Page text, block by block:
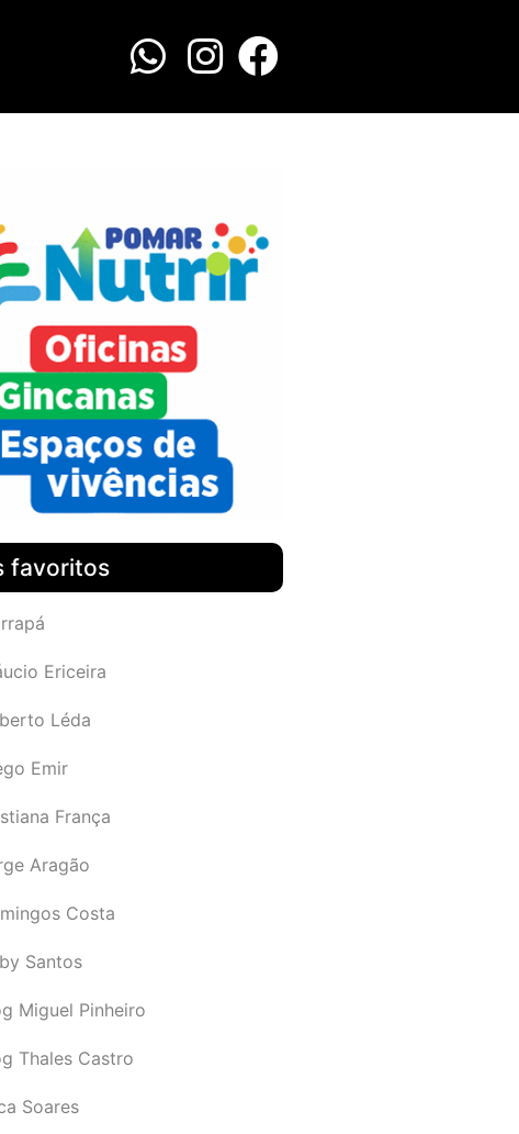
favoritos
Ericeira
Léda
Emir
França
Aragão
Costa
Santos
Miguel Pinheiro
Thales Castro
Soares